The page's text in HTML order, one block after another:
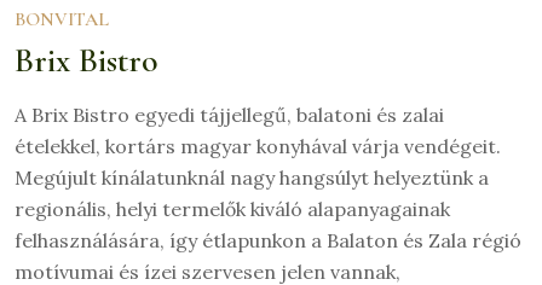
BONVITAL
Brix Bistro
A Brix Bistro egyedi tájjellegű, balatoni és zalai
ételekkel, kortárs magyar konyhával várja vendégeit.
Megújult kínálatunknál nagy hangsúlyt helyeztünk a
regionális, helyi termelők kiváló alapanyagainak
felhasználására, így étlapunkon a Balaton és Zala régió
motívumai és ízei szervesen jelen vannak,